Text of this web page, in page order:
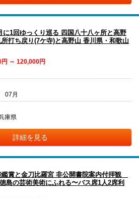
に1回ゆっくり巡る 四国八十八ヶ所と高野
打ち戻り(7ケ寺)と高野山 香川県・和歌山
～ 120,000円
07月
庫県
詳細を見る
鑑賞と金刀比羅宮 非公開書院案内付拝観
島の芸術美術にふれる〜バス席1人2席利